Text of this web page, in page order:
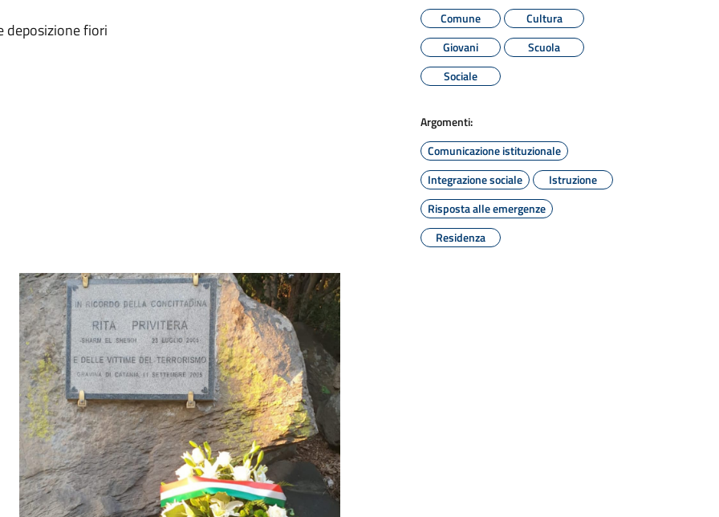
deposizione fiori
Comune
Cultura
Giovani
Scuola
Sociale
Argomenti:
Comunicazione istituzionale
Integrazione sociale
Istruzione
Risposta alle emergenze
Residenza